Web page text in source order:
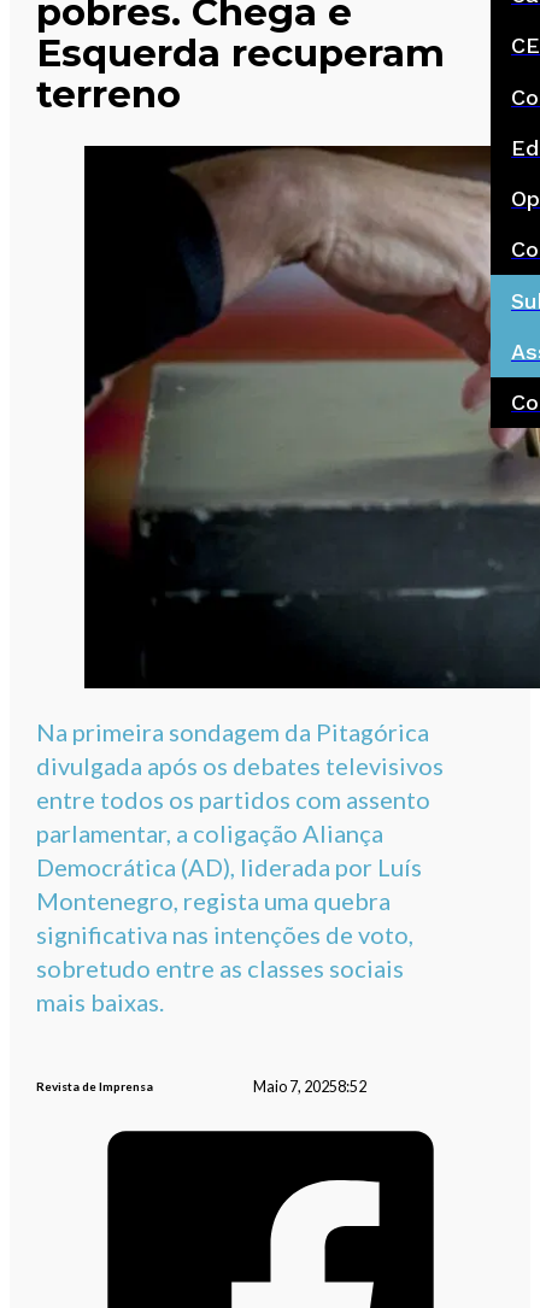
pobres. Chega e
Esquerda recuperam
terreno
Na primeira sondagem da Pitagórica
divulgada após os debates televisivos
entre todos os partidos com assento
parlamentar, a coligação Aliança
Democrática (AD), liderada por Luís
Montenegro, regista uma quebra
significativa nas intenções de voto,
sobretudo entre as classes sociais
mais baixas.
Revista de Imprensa Maio 7, 20258:52